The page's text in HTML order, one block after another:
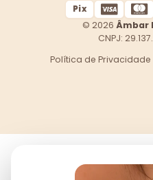
Pix
© 2026 Âmbar
CNPJ:
Política de Privacidade